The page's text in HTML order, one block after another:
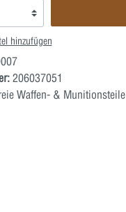
hinzufügen
206037051
Waffen- & Munitionsteile